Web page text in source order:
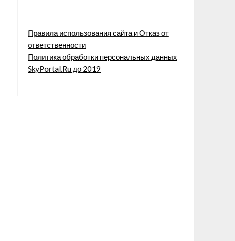
Правила использования сайта и Отказ от
ответственности
Политика обработки персональных данных
SkyPortal.Ru до 2019